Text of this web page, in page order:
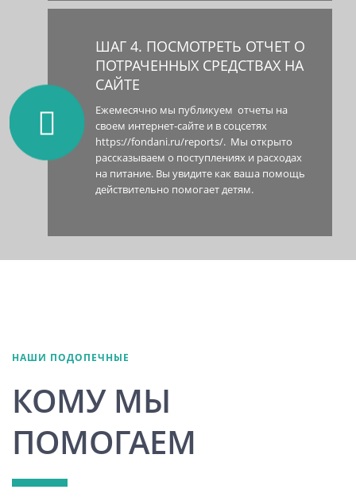
ШАГ 4. ПОСМОТРЕТЬ ОТЧЕТ О
ПОТРАЧЕННЫХ СРЕДСТВАХ НА
САЙТЕ
Ежемесячно мы публикуем отчеты на
своем интернет-сайте и в соцсетях
https://fondani.ru/reports/. Мы открыто
рассказываем о поступлениях и расходах
на питание. Вы увидите как ваша помощь
действительно помогает детям.
НАШИ ПОДОПЕЧНЫЕ
КОМУ МЫ
ПОМОГАЕМ